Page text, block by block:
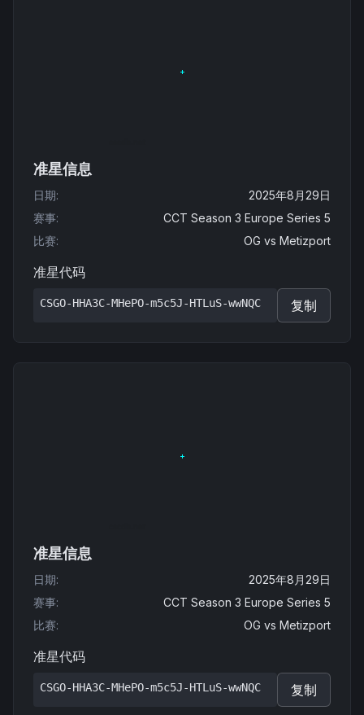
准星信息
日期:
2025年8月29日
赛事:
CCT Season 3 Europe Series 5
比赛: OG vs Metizport
准星代码
CSGO-HHA3C-MHePO-m5c5J-HTLuS-wwNQC 复制
准星信息
日期:
2025年8月29日
赛事:
CCT Season 3 Europe Series 5
比赛: OG vs Metizport
准星代码
CSGO-HHA3C-MHePO-m5c5J-HTLuS-wwNQC 复制